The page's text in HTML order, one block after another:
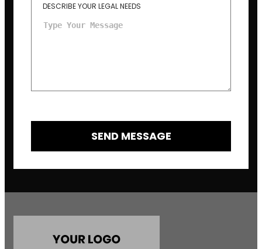
DESCRIBE YOUR LEGAL NEEDS
SEND MESSAGE